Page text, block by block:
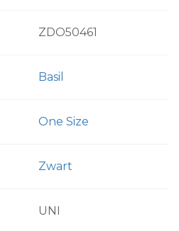
ZDO50461
Basil
One Size
Zwart
UNI